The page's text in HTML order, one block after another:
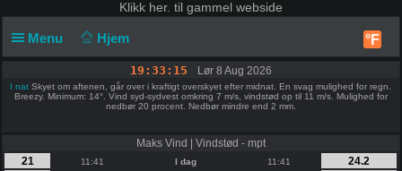
Klikk her. til gammel webside
Menu Hjem °F
19:33:16 Lør 8 Aug 2026
I nat Skyet om aftenen, går over i kraftigt overskyet efter midnat. En svag mulighed for regn.
Breezy. Minimum: 14°. Vind syd-sydvest omkring 7 m/s, vindstød op til 11 m/s. Mulighed for
nedbør 20 procent. Nedbør mindre end 2 mm.
Maks Vind | Vindstød - mpt
21
11:41 I dag 11:41
24.2